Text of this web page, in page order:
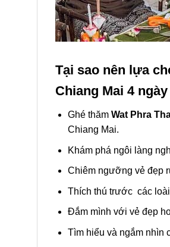
Tại sao nên lựa
Chiang Mai 4
Ghé thăm Wat Phra
Chiang Mai.
Khám phá ngôi làng
Chiêm ngưỡng vẻ đẹp
Thích thú trước các
Đắm mình với vẻ đẹp
Tìm hiểu và ngắm nhìn